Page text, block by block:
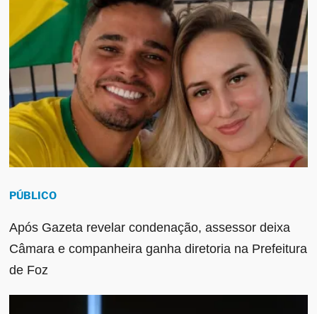
PÚBLICO
Após Gazeta revelar condenação, assessor deixa
Câmara e companheira ganha diretoria na Prefeitura
de Foz